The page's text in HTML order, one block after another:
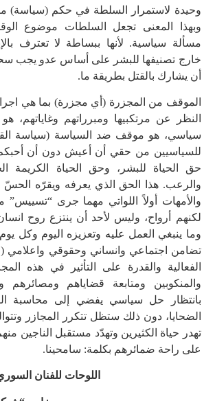
وحيدة لاستمرار السلطة في حكم (سياسة)
وبهذا المعنى تجعل السلطات موضوع
مسألة سياسية. لأنها ببساطة لا تعترف
خارج تصنيفها للبشر على أساس عدو يجب
أن يشارك بالقتل بطريقة ما.
الموقف من المجزرة (أي مجزرة) بما هي
النظر عن مرتكبيها ومبرراتهم وغاياتهم،
سياسي، هو موقف ضد السياسة (سياسة
للسياسيين من حقي أن أعيش دون أن
حق الحياة للبشر، وحق الحياة الكريمة
والرعب. هذا الحق الذي يعرفه ويقرّه الحسّ
والأمهات أولاً اللواتي مهما جرى
لكنهم أرواح، وليس لأحد أن ينتزع روح
وما ينبغي العمل عليه وتعزيزه اليوم وكل
تضامن اجتماعي وانساني وحقوقي واعلامي
الفعالية والقدرة على التأثير في هذه
والمنكوبين ومتابعة قضاياهم ومصائرهم
بانتظار حل سياسي يفضي إلى محاسبة
الضحايا، دون ذلك ستظل تتكرر المجازر
تهدر حياة الكثيرين وتهدّد مستقبل الناجين
على راحة ضمائرهم بكلمة: سامحينا.
اللوحات للفنان